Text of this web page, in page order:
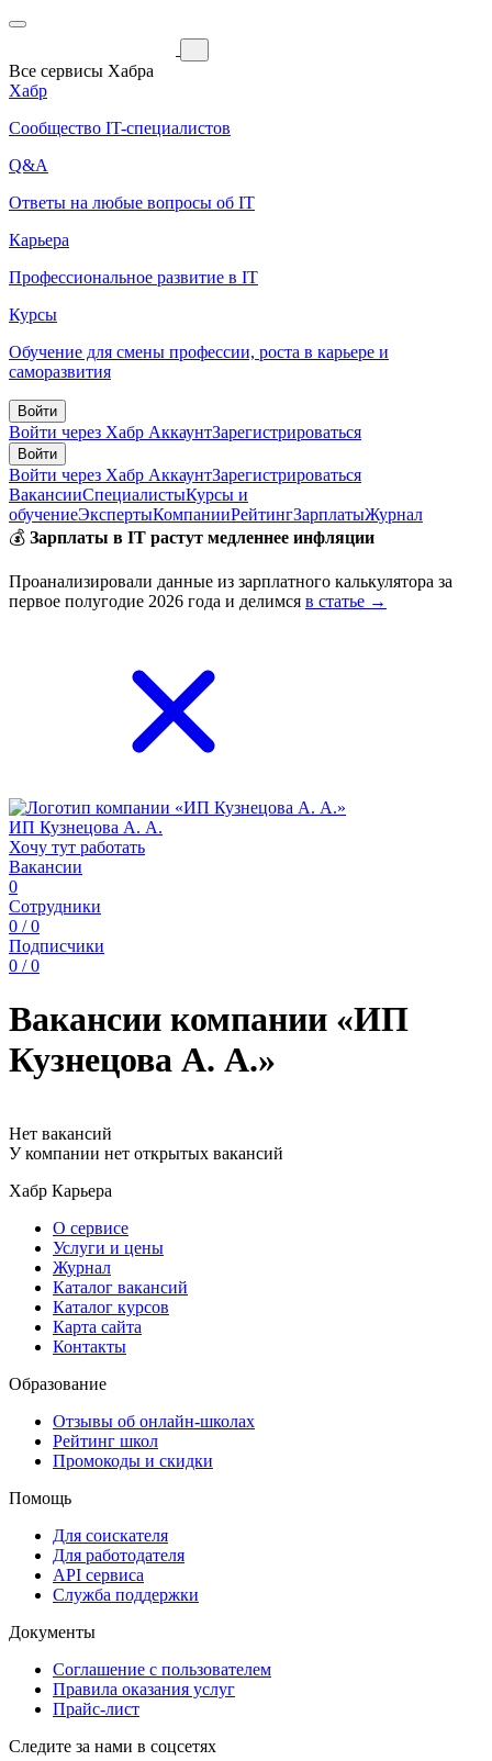
Все сервисы Хабра
Хабр
Сообщество IT-специалистов
Q&A
Ответы на любые вопросы об IT
Карьера
Профессиональное развитие в IT
Курсы
Обучение для смены профессии, роста в карьере и
саморазвития
Войти
Войти через Хабр АккаунтЗарегистрироваться
Войти
Войти через Хабр АккаунтЗарегистрироваться
ВакансииСпециалистыКурсы и
обучениеЭкспертыКомпанииРейтингЗарплатыЖурнал
💰 Зарплаты в IT растут медленнее инфляции
Проанализировали данные из зарплатного калькулятора за
первое полугодие 2026 года и делимся в статье →
ИП Кузнецова А. А.
Хочу тут работать
Вакансии
0
Сотрудники
0 / 0
Подписчики
0 / 0
Вакансии компании «ИП
Кузнецова А. А.»
Нет вакансий
У компании нет открытых вакансий
Хабр Карьера
О сервисе
Услуги и цены
Журнал
Каталог вакансий
Каталог курсов
Карта сайта
Контакты
Образование
Отзывы об онлайн-школах
Рейтинг школ
Промокоды и скидки
Помощь
Для соискателя
Для работодателя
API сервиса
Служба поддержки
Документы
Соглашение с пользователем
Правила оказания услуг
Прайс-лист
Следите за нами в соцсетях